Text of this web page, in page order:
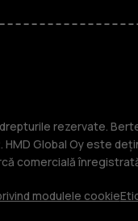
uri
rezervate.
Global Oy este
comercială
modulele cookie